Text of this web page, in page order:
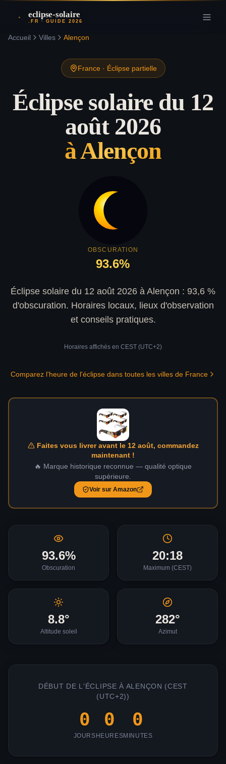
eclipse-solaire
.FR · GUIDE 2026
Accueil Villes Alençon
France· Éclipse partielle
Éclipse solaire du 12
août 2026
àAlençon
OBSCURATION
93.6%
Éclipse solaire du 12 août 2026 à Alençon : 93,6 %
d'obscuration. Horaires locaux, lieux d'observation
et conseils pratiques.
Horaires affichés en CEST (UTC+2)
Comparez l'heure de l'éclipse dans toutes les villes de France
Faites vous livrer avant le 12 août, commandez
maintenant !
🔥 Marque historique reconnue — qualité optique
supérieure.
Voir sur Amazon
93.6%
Obscuration
20:18
Maximum (CEST)
8.8°
Altitude soleil
282°
Azimut
DÉBUT DE L'ÉCLIPSE À ALENÇON (CEST
(UTC+2))
0
JOURS
0
HEURES
0
MINUTES